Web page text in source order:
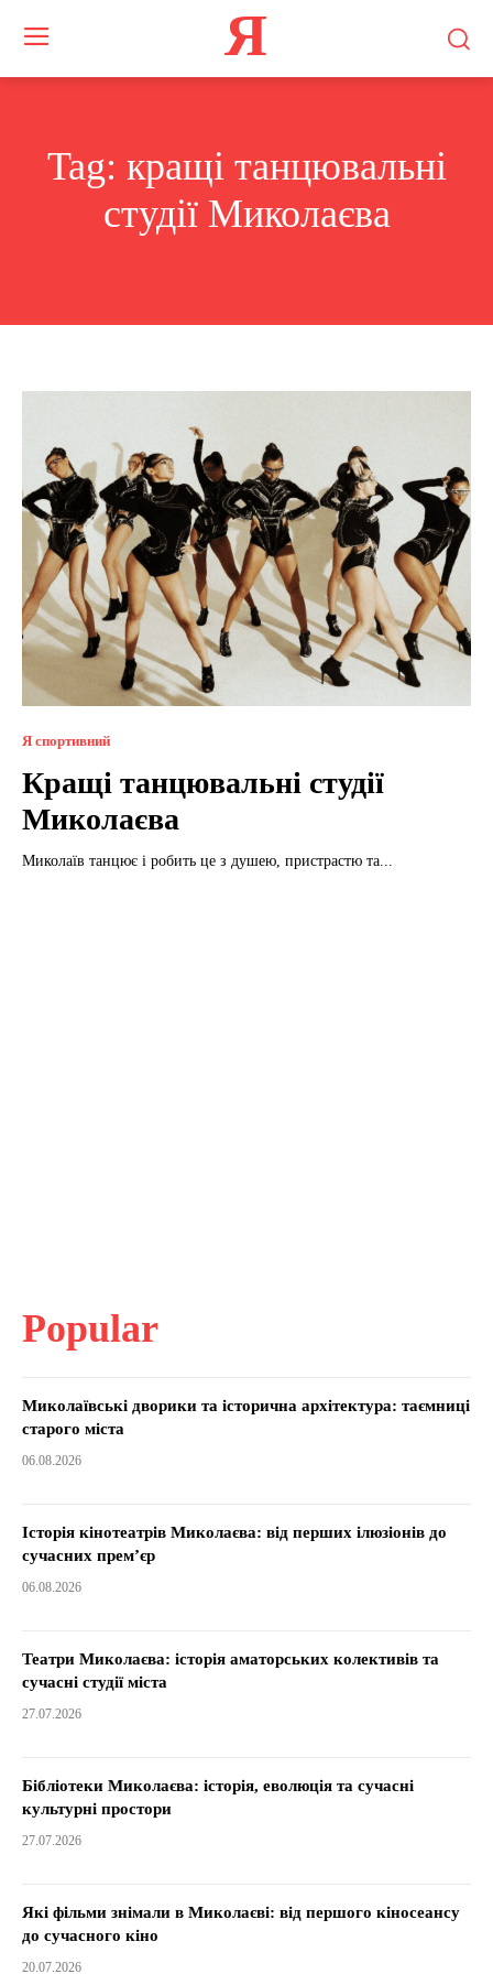
Я
Tag: кращі танцювальні
студії Миколаєва
Я спортивний
Кращі танцювальні студії
Миколаєва
Миколаїв танцює і робить це з душею, пристрастю та...
Popular
Миколаївські дворики та історична архітектура: таємниці
старого міста
06.08.2026
Історія кінотеатрів Миколаєва: від перших ілюзіонів до
сучасних прем’єр
06.08.2026
Театри Миколаєва: історія аматорських колективів та
сучасні студії міста
27.07.2026
Бібліотеки Миколаєва: історія, еволюція та сучасні
культурні простори
27.07.2026
Які фільми знімали в Миколаєві: від першого кіносеансу
до сучасного кіно
20.07.2026